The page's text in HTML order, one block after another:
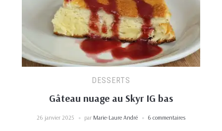
DESSERTS
Gâteau nuage au Skyr IG bas
26 janvier 2025 par Marie-Laure André 6 commentaires